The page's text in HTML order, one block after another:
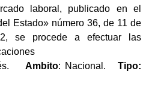
laboral, publicado en el
Estado» número 36, de 11 de
se procede a efectuar las
Ambito: Nacional.Tipo: